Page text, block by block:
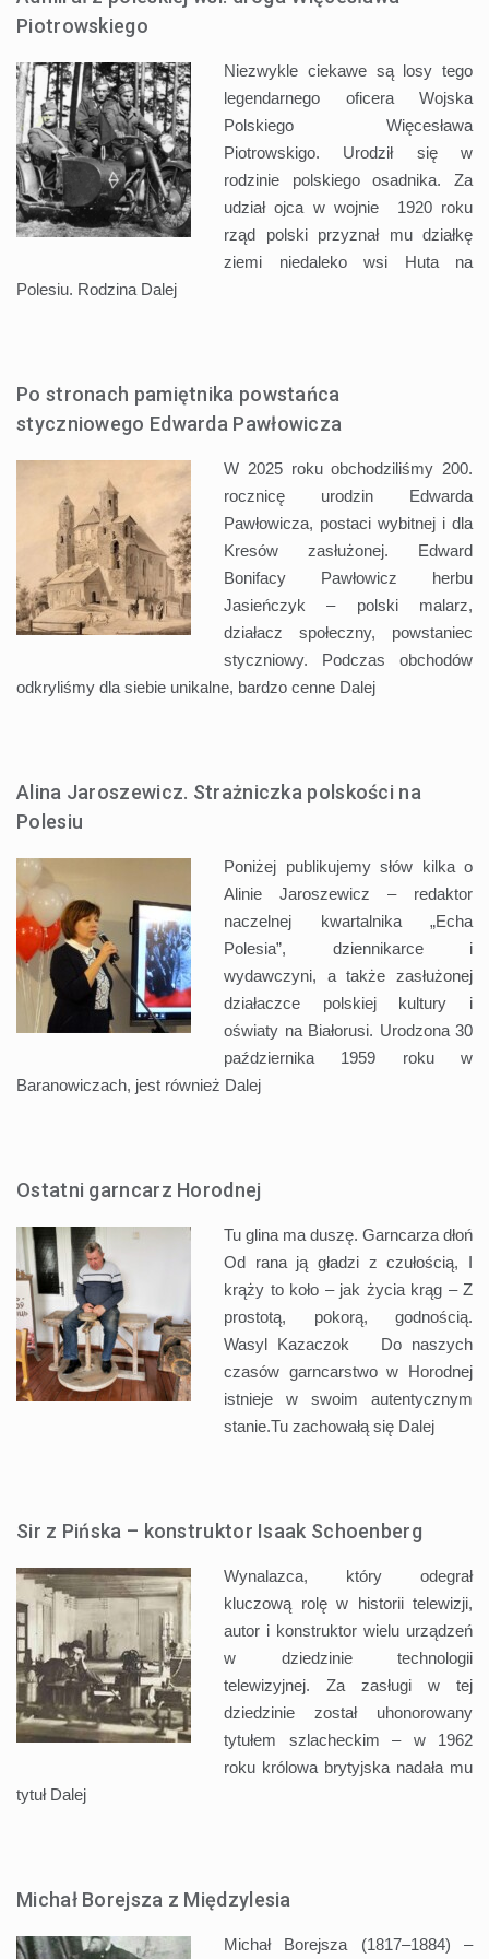
Piotrowskiego
Niezwykle ciekawe są losy tego
legendarnego oficera Wojska
Polskiego Więcesława
Piotrowskigo. Urodził się w
rodzinie polskiego osadnika. Za
udział ojca w wojnie 1920 roku
rząd polski przyznał mu działkę
ziemi niedaleko wsi Huta na
Polesiu. Rodzina Dalej
Po stronach pamiętnika powstańca
styczniowego Edwarda Pawłowicza
W 2025 roku obchodziliśmy 200.
rocznicę urodzin Edwarda
Pawłowicza, postaci wybitnej i dla
Kresów zasłużonej. Edward
Bonifacy Pawłowicz herbu
Jasieńczyk – polski malarz,
działacz społeczny, powstaniec
styczniowy. Podczas obchodów
odkryliśmy dla siebie unikalne, bardzo cenne Dalej
Alina Jaroszewicz. Strażniczka polskości na
Polesiu
Poniżej publikujemy słów kilka o
Alinie Jaroszewicz – redaktor
naczelnej kwartalnika „Echa
Polesia”, dziennikarce i
wydawczyni, a także zasłużonej
działaczce polskiej kultury i
oświaty na Białorusi. Urodzona 30
października 1959 roku w
Baranowiczach, jest również Dalej
Ostatni garncarz Horodnej
Tu glina ma duszę. Garncarza dłoń
Od rana ją gładzi z czułością, I
krąży to koło – jak życia krąg – Z
prostotą, pokorą, godnością.
Wasyl Kazaczok Do naszych
czasów garncarstwo w Horodnej
istnieje w swoim autentycznym
stanie.Tu zachowałą się Dalej
Sir z Pińska – konstruktor Isaak Schoenberg
Wynalazca, który odegrał
kluczową rolę w historii telewizji,
autor i konstruktor wielu urządzeń
w dziedzinie technologii
telewizyjnej. Za zasługi w tej
dziedzinie został uhonorowany
tytułem szlacheckim – w 1962
roku królowa brytyjska nadała mu
tytuł Dalej
Michał Borejsza z Międzylesia
Michał Borejsza (1817–1884) –